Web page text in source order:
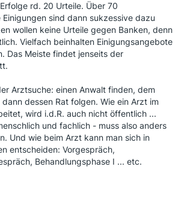
rd. 20 Urteile. Über 70
sind dann sukzessive dazu
wollen keine Urteile gegen Banken, denn
Vielfach beinhalten Einigungsangebote
Das Meiste findet jenseits der
Arztsuche: einen Anwalt finden, dem
dessen Rat folgen. Wie ein Arzt im
wird i.d.R. auch nicht öffentlich ...
und fachlich - muss also anders
Und wie beim Arzt kann man sich in
entscheiden: Vorgespräch,
Behandlungsphase I ... etc.